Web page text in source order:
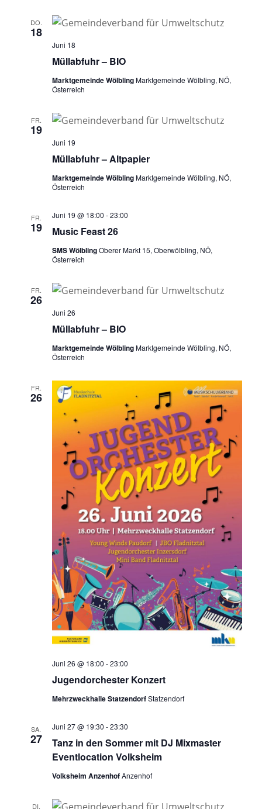
DO.
18
Müllabfuhr – BIO
Juni 18
Marktgemeinde WölblingMarktgemeinde Wölbling, NÖ,
Österreich
FR.
19
Müllabfuhr – Altpapier
Juni 19
Marktgemeinde WölblingMarktgemeinde Wölbling, NÖ,
Österreich
FR.
19 Music Feast 26
Juni 19 @ 18:00 -23:00
SMS WölblingOberer Markt 15, Oberwölbling, NÖ,
Österreich
FR.
26
Müllabfuhr – BIO
Juni 26
Marktgemeinde WölblingMarktgemeinde Wölbling, NÖ,
Österreich
FR.
26
Jugendorchester Konzert
Juni 26 @ 18:00 -23:00
Mehrzweckhalle StatzendorfStatzendorf
SA.
27
Tanz in den Sommer mit DJ Mixmaster
Eventlocation Volksheim
Juni 27 @ 19:30 -23:30
Volksheim AnzenhofAnzenhof
DI.